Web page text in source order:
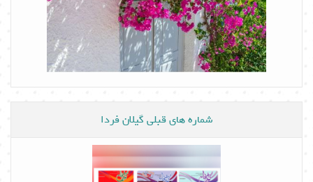
شماره های قبلی گیلان فردا